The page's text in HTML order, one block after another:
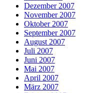
Dezember 2007
November 2007
Oktober 2007
September 2007
August 2007
Juli 2007
Juni 2007
Mai 2007
April 2007
März 2007